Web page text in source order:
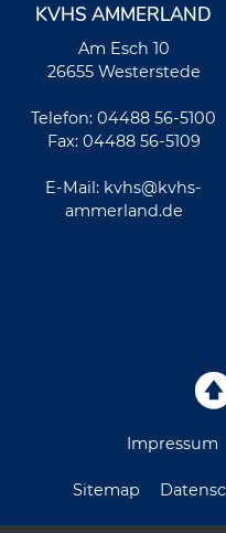
KVHS AMMERLAND
Am Esch 10
26655 Westerstede
Telefon: 04488 56-5100
Fax: 04488 56-5109
E-Mail: kvhs@kvhs-
ammerland.de
Impressum
Sitemap